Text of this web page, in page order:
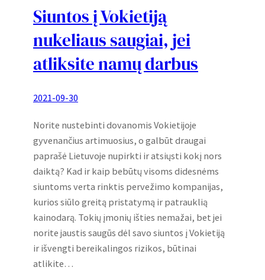
Siuntos į Vokietiją
nukeliaus saugiai, jei
atliksite namų darbus
2021-09-30
Norite nustebinti dovanomis Vokietijoje
gyvenančius artimuosius, o galbūt draugai
paprašė Lietuvoje nupirkti ir atsiųsti kokį nors
daiktą? Kad ir kaip bebūtų visoms didesnėms
siuntoms verta rinktis pervežimo kompanijas,
kurios siūlo greitą pristatymą ir patrauklią
kainodarą. Tokių įmonių išties nemažai, bet jei
norite jaustis saugūs dėl savo siuntos į Vokietiją
ir išvengti bereikalingos rizikos, būtinai
atlikite…